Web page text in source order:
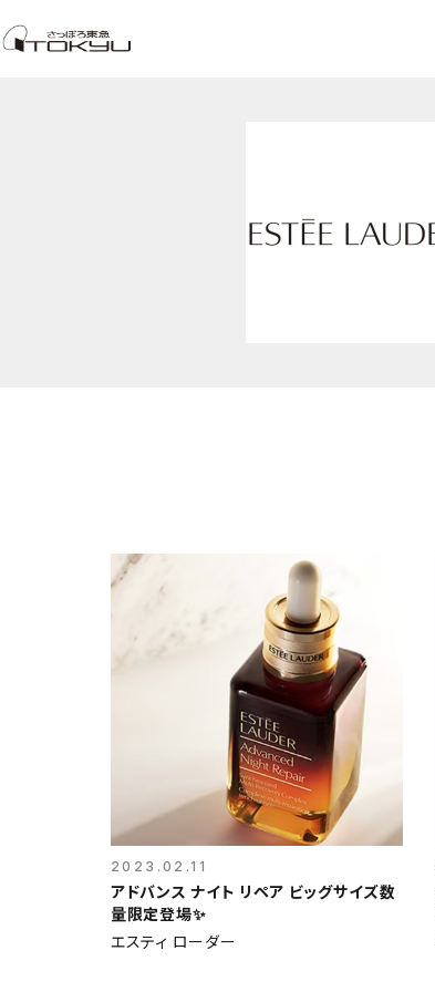
2023.02.11
アドバンス ナイト リペア ビッグサイズ数
量限定登場✨
エスティ ローダー